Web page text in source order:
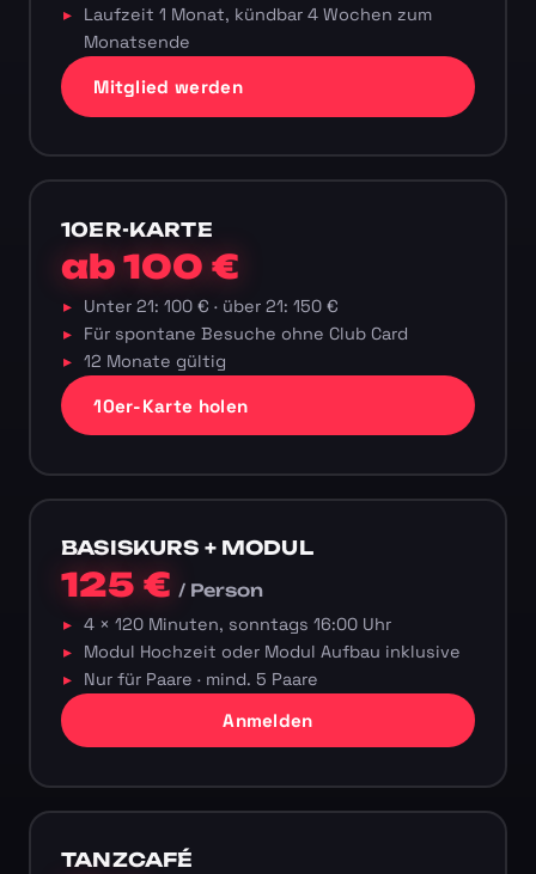
Laufzeit 1 Monat, kündbar 4 Wochen zum
Monatsende
Mitglied werden
10ER-KARTE
ab 100 €
Unter 21: 100 € · über 21: 150 €
Für spontane Besuche ohne Club Card
12 Monate gültig
10er-Karte holen
BASISKURS + MODUL
125 €/ Person
4 × 120 Minuten, sonntags 16:00 Uhr
Modul Hochzeit oder Modul Aufbau inklusive
Nur für Paare · mind. 5 Paare
Anmelden
TANZCAFÉ